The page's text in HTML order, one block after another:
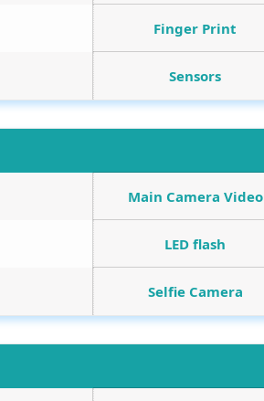
Finger Print
Sensors
Main Camera Video
LED flash
Selfie Camera